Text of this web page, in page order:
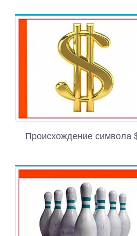
Происхождение символа